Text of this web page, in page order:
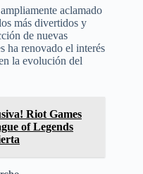
aclamado
más divertidos y
de nuevas
ha renovado el interés
la evolución del
Riot Games
of Legends